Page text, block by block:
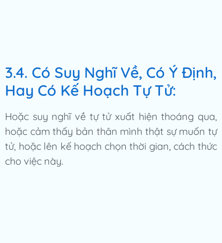
3.4. Có Suy Nghĩ Về, Có Ý Định,
Hay Có Kế Hoạch Tự Tử:
Hoặc suy nghĩ về tự tử xuất hiện thoáng qua,
hoặc cảm thấy bản thân mình thật sự muốn tự
tử, hoặc lên kế hoạch chọn thời gian, cách thức
cho việc này.